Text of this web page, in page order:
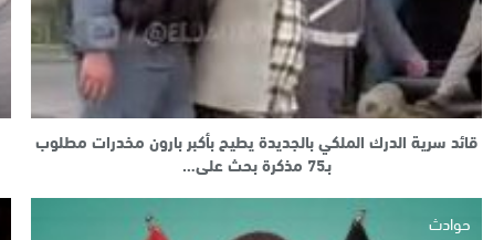
قائد سرية الدرك الملكي بالجديدة يطيح بأكبر بارون مخدرات مطلوب
بـ75 مذكرة بحث على…
حوادث